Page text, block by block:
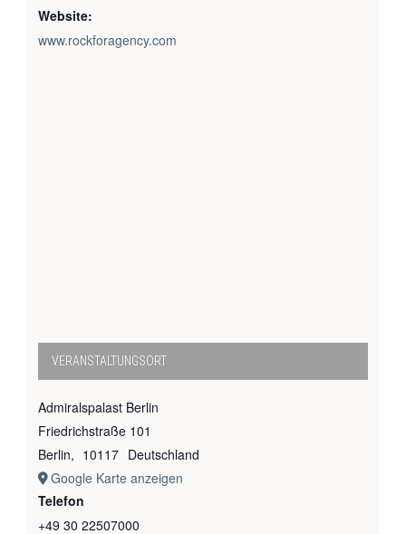
Website:
www.rockforagency.com
VERANSTALTUNGSORT
Admiralspalast Berlin
Friedrichstraße 101
Berlin, 10117 Deutschland
Google Karte anzeigen
Telefon
+49 30 22507000